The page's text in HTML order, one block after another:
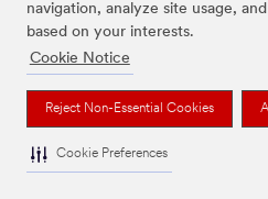
navigation, analyze site usage,
based on your interests.
Cookie Notice
Reject Non-Essential Cookies
Cookie Preferences